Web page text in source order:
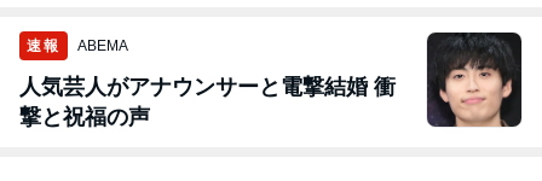
速報 ABEMA
人気芸人がアナウンサーと電撃結婚 衝
撃と祝福の声